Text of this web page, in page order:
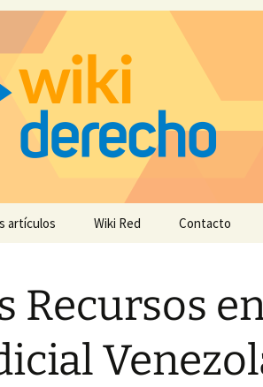
artículos Wiki Red Contacto
Recursos